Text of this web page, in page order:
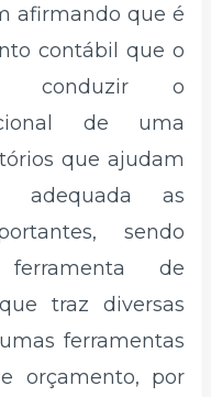
afirmando que é
contábil que o
conduzir o
de uma
que ajudam
as
sendo
de
traz diversas
ferramentas
orçamento, por